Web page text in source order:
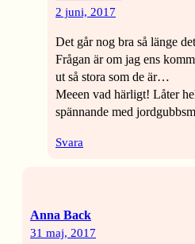
2 juni, 2017
Det går nog bra så länge
Frågan är om jag ens
ut så stora som de är…
Meeen vad härligt! Låter
spännande med
Svara
Anna Back
31 maj, 2017